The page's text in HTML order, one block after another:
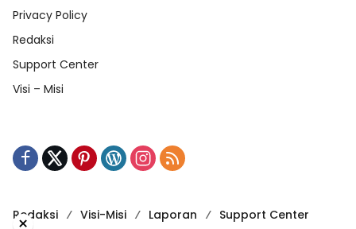
Privacy Policy
Redaksi
Support Center
Visi – Misi
Redaksi Visi-Misi Laporan Support Center
×